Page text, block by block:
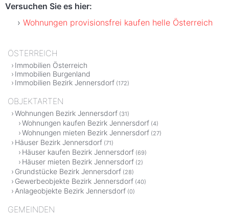
Versuchen Sie es hier:
Wohnungen provisionsfrei kaufen helle Österreich
ÖSTERREICH
Immobilien Österreich
Immobilien Burgenland
Immobilien Bezirk Jennersdorf (172)
OBJEKTARTEN
Wohnungen Bezirk Jennersdorf (31)
Wohnungen kaufen Bezirk Jennersdorf (4)
Wohnungen mieten Bezirk Jennersdorf (27)
Häuser Bezirk Jennersdorf (71)
Häuser kaufen Bezirk Jennersdorf (69)
Häuser mieten Bezirk Jennersdorf (2)
Grundstücke Bezirk Jennersdorf (28)
Gewerbeobjekte Bezirk Jennersdorf (40)
Anlageobjekte Bezirk Jennersdorf (0)
GEMEINDEN